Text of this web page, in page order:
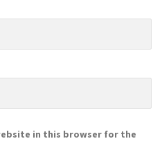
in this browser for the